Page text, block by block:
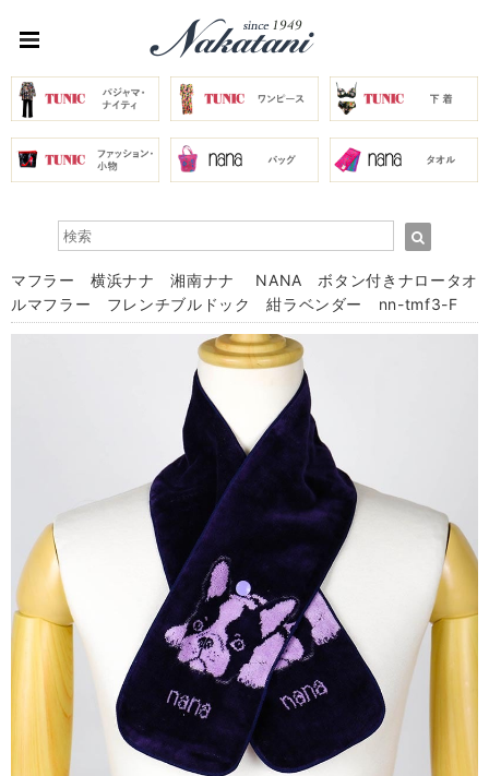
マフラー 横浜ナナ 湘南ナナ NANA ボタン付きナロータオ
ルマフラー フレンチブルドック 紺ラベンダー nn-tmf3-F